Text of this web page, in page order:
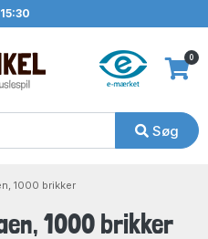
Søg
0
1000 brikker
1000 brikker